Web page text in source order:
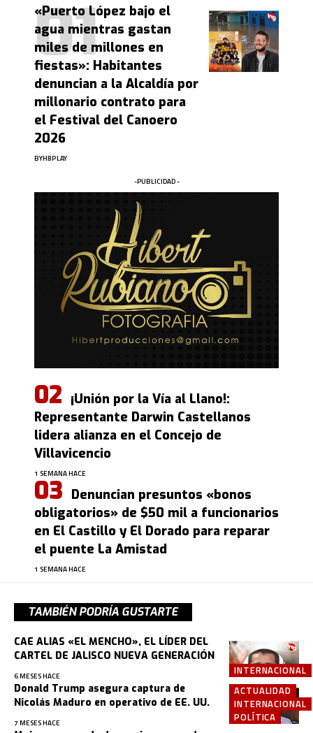
«Puerto López bajo el
agua mientras gastan
miles de millones en
fiestas»: Habitantes
denuncian a la Alcaldía por
millonario contrato para
el Festival del Canoero
2026
BYHBPLAY
-PUBLICIDAD -
¡Unión por la Vía al Llano!:
Representante Darwin Castellanos
lidera alianza en el Concejo de
Villavicencio
1 SEMANA HACE
Denuncian presuntos «bonos
obligatorios» de $50 mil a funcionarios
en El Castillo y El Dorado para reparar
el puente La Amistad
1 SEMANA HACE
TAMBIÉN PODRÍA GUSTARTE
INTERNACIONAL
CAE ALIAS «EL MENCHO», EL LÍDER DEL
CARTEL DE JALISCO NUEVA GENERACIÓN
6 MESES HACE
ACTUALIDAD
INTERNACIONAL
POLÍTICA
Donald Trump asegura captura de
Nicolás Maduro en operativo de EE. UU.
7 MESES HACE